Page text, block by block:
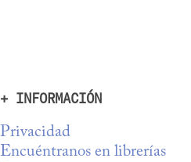
+ INFORMACIÓN
Privacidad
Encuéntranos en librerías